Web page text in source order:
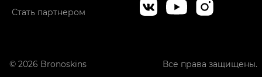
Стать партнером
© 2026 Bronoskins Все права защищены.